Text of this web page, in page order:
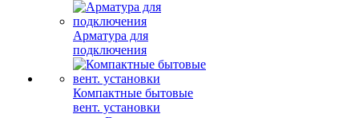
Арматура для
подключения
Компактные бытовые
вент. установки